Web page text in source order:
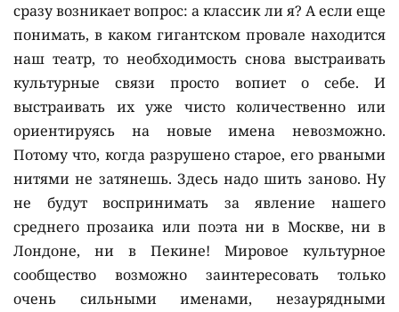
сразу возникает вопрос: а классик ли я? А если еще
понимать, в каком гигантском провале находится
наш театр, то необходимость снова выстраивать
культурные связи просто вопиет о себе. И
выстраивать их уже чисто количественно или
ориентируясь на новые имена невозможно.
Потому что, когда разрушено старое, его рваными
нитями не затянешь. Здесь надо шить заново. Ну
не будут воспринимать за явление нашего
среднего прозаика или поэта ни в Москве, ни в
Лондоне, ни в Пекине! Мировое культурное
сообщество возможно заинтересовать только
очень сильными именами, незаурядными